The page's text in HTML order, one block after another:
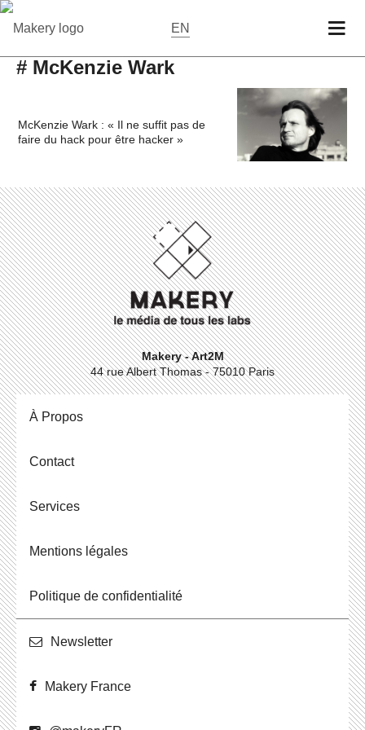
EN
# McKenzie Wark
McKenzie Wark : « Il ne suffit pas de
faire du hack pour être hacker »
Makery - Art2M
44 rue Albert Thomas - 75010 Paris
À Propos
Contact
Ser­vices
Men­tions légales
Po­li­tique de confidentialité
News­let­ter
Makery France